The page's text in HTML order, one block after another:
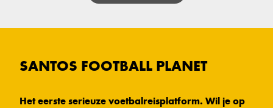
SANTOS FOOTBALL PLANET
Het eerste serieuze voetbalreisplatform. Wil je op